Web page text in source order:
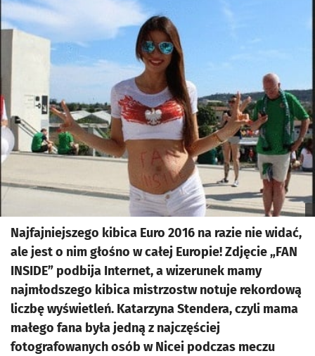
Najfajniejszego kibica Euro 2016 na razie nie widać,
ale jest o nim głośno w całej Europie! Zdjęcie „FAN
INSIDE” podbija Internet, a wizerunek mamy
najmłodszego kibica mistrzostw notuje rekordową
liczbę wyświetleń. Katarzyna Stendera, czyli mama
małego fana była jedną z najczęściej
fotografowanych osób w Nicei podczas meczu